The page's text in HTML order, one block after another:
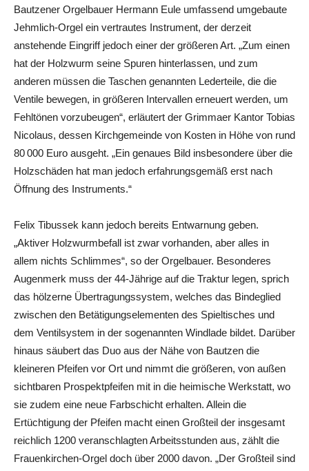
Bautzener Orgelbauer Hermann Eule umfassend umgebaute
Jehmlich-Orgel ein vertrautes Instrument, der derzeit
anstehende Eingriff jedoch einer der größeren Art. „Zum einen
hat der Holzwurm seine Spuren hinterlassen, und zum
anderen müssen die Taschen genannten Lederteile, die die
Ventile bewegen, in größeren Intervallen erneuert werden, um
Fehltönen vorzubeugen“, erläutert der Grimmaer Kantor Tobias
Nicolaus, dessen Kirchgemeinde von Kosten in Höhe von rund
80 000 Euro ausgeht. „Ein genaues Bild insbesondere über die
Holzschäden hat man jedoch erfahrungsgemäß erst nach
Öffnung des Instruments.“
Felix Tibussek kann jedoch bereits Entwarnung geben.
„Aktiver Holzwurmbefall ist zwar vorhanden, aber alles in
allem nichts Schlimmes“, so der Orgelbauer. Besonderes
Augenmerk muss der 44-Jährige auf die Traktur legen, sprich
das hölzerne Übertragungssystem, welches das Bindeglied
zwischen den Betätigungselementen des Spieltisches und
dem Ventilsystem in der sogenannten Windlade bildet. Darüber
hinaus säubert das Duo aus der Nähe von Bautzen die
kleineren Pfeifen vor Ort und nimmt die größeren, von außen
sichtbaren Prospektpfeifen mit in die heimische Werkstatt, wo
sie zudem eine neue Farbschicht erhalten. Allein die
Ertüchtigung der Pfeifen macht einen Großteil der insgesamt
reichlich 1200 veranschlagten Arbeitsstunden aus, zählt die
Frauenkirchen-Orgel doch über 2000 davon. „Der Großteil sind